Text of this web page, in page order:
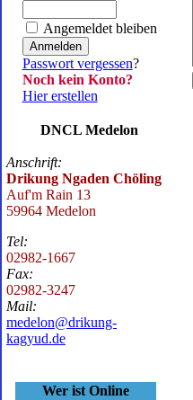
Angemeldet bleiben
Passwort vergessen?
Noch kein Konto?
Hier erstellen
DNCL Medelon
Anschrift:
Drikung Ngaden Chöling
Auf'm Rain 13
59964 Medelon
Tel:
02982-1667
Fax:
02982-3247
Mail:
medelon@drikung-
kagyud.de
Wer ist Online